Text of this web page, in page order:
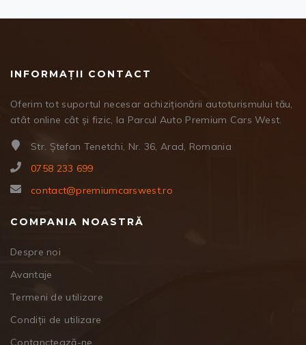
INFORMAȚII CONTACT
Oferim tot suportul necesar achiziționării autoturismului tău,
atât online cât și fizic, la Parcul Auto Premium Cars West.
Str. Ștefan Tenetchi, Nr. 36, Arad, Romania
0758 233 699
contact@premiumcarswest.ro
COMPANIA NOASTRĂ
Despre noi
Avantaje
Termeni de utilizare
Condiții de utilizare
Contanctează-ne